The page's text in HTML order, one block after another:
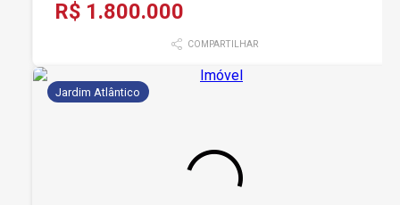
R$ 1.800.000
COMPARTILHAR
Jardim Atlântico